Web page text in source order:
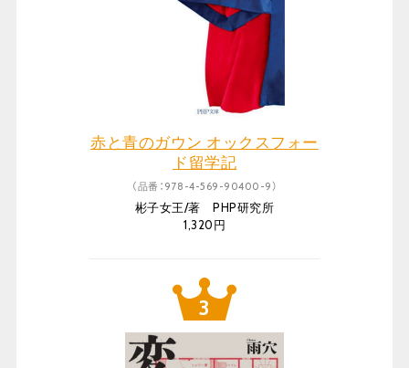
赤と青のガウン オックスフォー
ド留学記
（品番：978-4-569-90400-9）
彬子女王/著 PHP研究所
1,320円